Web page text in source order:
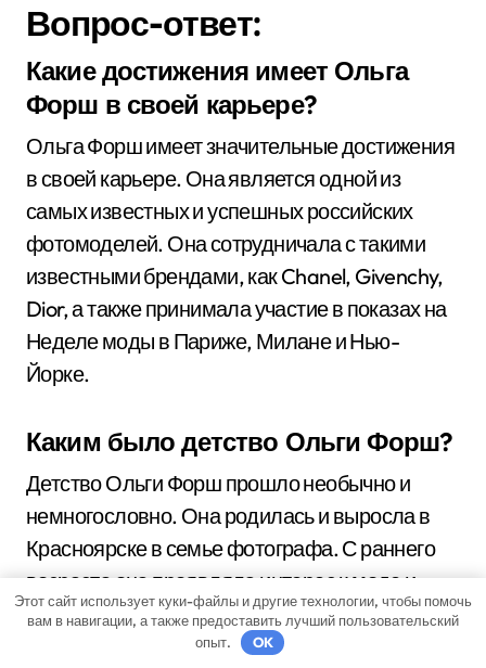
Вопрос-ответ:
Какие достижения имеет Ольга
Форш в своей карьере?
Ольга Форш имеет значительные достижения
в своей карьере. Она является одной из
самых известных и успешных российских
фотомоделей. Она сотрудничала с такими
известными брендами, как Chanel, Givenchy,
Dior, а также принимала участие в показах на
Неделе моды в Париже, Милане и Нью-
Йорке.
Каким было детство Ольги Форш?
Детство Ольги Форш прошло необычно и
немногословно. Она родилась и выросла в
Красноярске в семье фотографа. С раннего
возраста она проявляла интерес к моде и
начала заниматься фотомоделингом. В
детстве она мечтала о карьере модели и
Этот сайт использует куки-файлы и другие технологии, чтобы помочь
вам в навигации, а также предоставить лучший пользовательский
опыт.
OK